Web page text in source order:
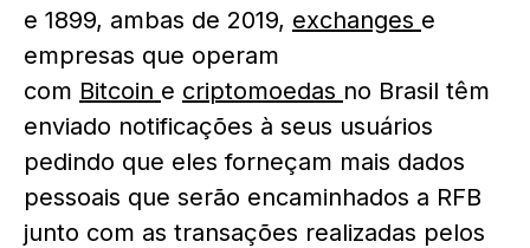
e 1899, ambas de 2019, exchanges e
empresas que operam
com Bitcoin e criptomoedas no Brasil têm
enviado notificações à seus usuários
pedindo que eles forneçam mais dados
pessoais que serão encaminhados a RFB
junto com as transações realizadas pelos